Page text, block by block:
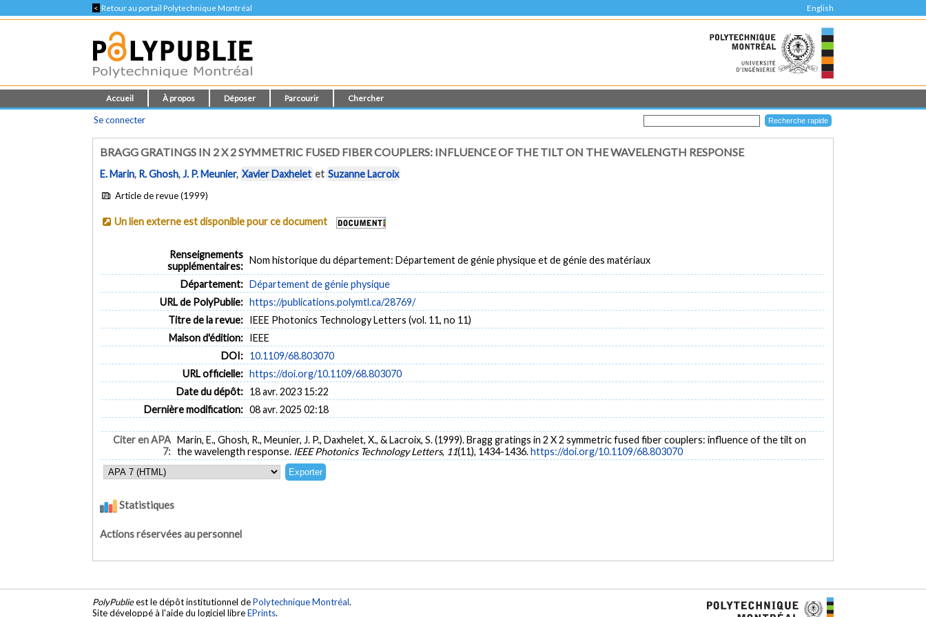
< Retour au portail Polytechnique Montréal English
Accueil À propos Déposer Parcourir Chercher
Se connecter
BRAGG GRATINGS IN 2 X 2 SYMMETRIC FUSED FIBER COUPLERS: INFLUENCE OF THE TILT ON THE WAVELENGTH RESPONSE
E. Marin, R. Ghosh,J. P. Meunier, Xavier Daxhelet et Suzanne Lacroix
Article de revue (1999)
Un lien externe est disponible pour ce document
Renseignements
supplémentaires:
Nom historique du département: Département de génie physique et de génie des matériaux
Département: Département de génie physique
URL de PolyPublie: https://publications.polymtl.ca/28769/
Titre de la revue: IEEE Photonics Technology Letters (vol. 11, no 11)
Maison d'édition: IEEE
DOI: 10.1109/68.803070
URL officielle: https://doi.org/10.1109/68.803070
Date du dépôt: 18 avr. 2023 15:22
Dernière modification: 08 avr. 2025 02:18
Citer en APA
7:
Marin, E., Ghosh, R., Meunier, J. P., Daxhelet, X., & Lacroix, S. (1999). Bragg gratings in 2 X 2 symmetric fused fiber couplers: influence of the tilt on
the wavelength response. IEEE Photonics Technology Letters, 11(11), 1434-1436.https://doi.org/10.1109/68.803070
Statistiques
Actions réservées au personnel
PolyPublieest le dépôt institutionnel dePolytechnique Montréal.
Site développé à l'aide du logiciel libreEPrints.